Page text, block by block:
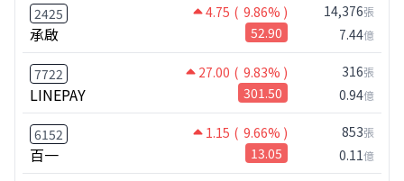
2425 4.75 ( 9.86% )
承啟 52.90
14,376張
7.44億
7722 27.00 ( 9.83% )
LINEPAY 301.50
316張
0.94億
6152 1.15 ( 9.66% )
百一 13.05
853張
0.11億